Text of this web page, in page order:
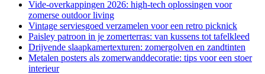
Vide-overkappingen 2026: high-tech oplossingen voor
zomerse outdoor living
Vintage serviesgoed verzamelen voor een retro picknick
Paisley patroon in je zomerterras: van kussens tot tafelkleed
Drijvende slaapkamertexturen: zomergolven en zandtinten
Metalen posters als zomerwanddecoratie: tips voor een stoer
interieur